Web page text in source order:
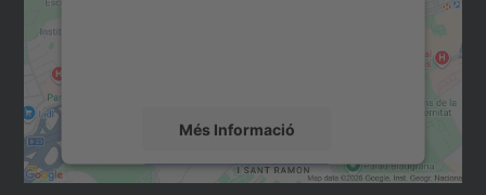
Més Informació
Accepta